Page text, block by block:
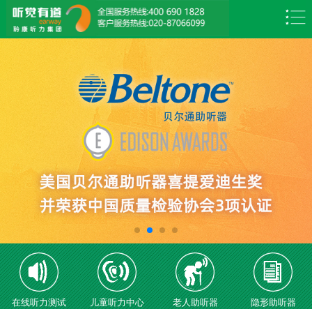
在线听力测试 儿童听力中心 老人助听器 隐形助听器